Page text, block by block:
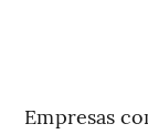
Empresas